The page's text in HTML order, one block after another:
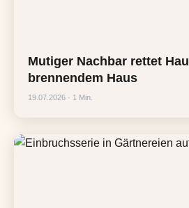
Mutiger Nachbar rettet
brennendem Haus
19.07.2026 · 1 Min.